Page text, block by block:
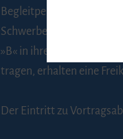
Begleitpersonen von
Schwerbehinderung, die
»B« in ihrem
tragen, erhalten eine
Der Eintritt zu